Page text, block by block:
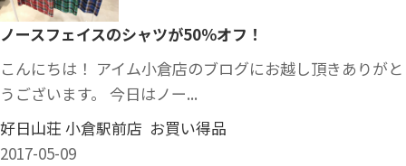
ノースフェイスのシャツが50％オフ！
こんにちは！ アイム小倉店のブログにお越し頂きありがと
うございます。 今日はノー...
好日山荘 小倉駅前店 お買い得品
2017-05-09